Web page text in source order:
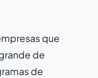
que
de
de